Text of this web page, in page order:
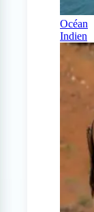
Océan
Indien